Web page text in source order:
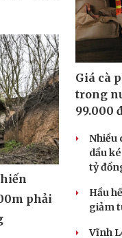
phải
Giá cà
trong
99.000
Nhiều
dầu
tỷ
Hầu
giảm
Vĩnh